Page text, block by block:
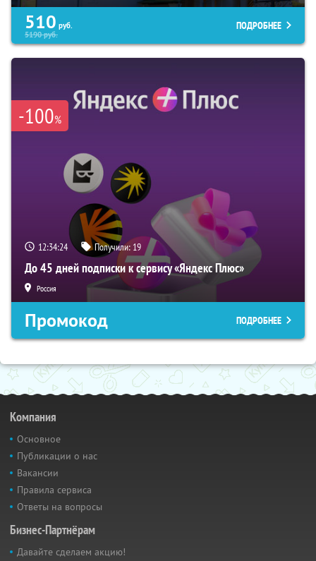
510 руб.
5190руб.
ПОДРОБНЕЕ
-100%
12:34:23 Получили: 19
До 45 дней подписки к сервису «Яндекс Плюс»
Россия
Промокод ПОДРОБНЕЕ
Компания
Основное
Публикации о нас
Вакансии
Правила сервиса
Ответы на вопросы
Бизнес-Партнёрам
Давайте сделаем акцию!